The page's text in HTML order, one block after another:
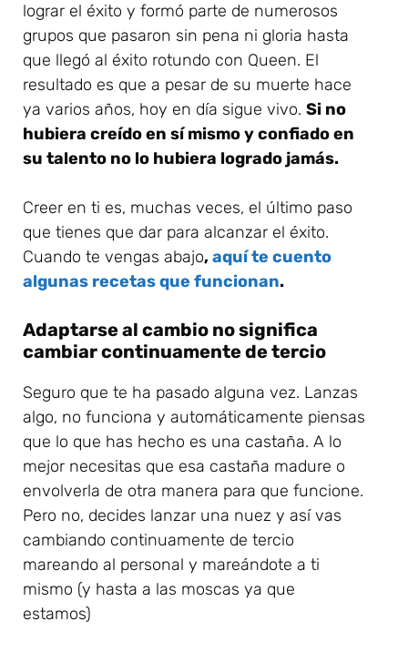
lograr el éxito y formó parte de numerosos
grupos que pasaron sin pena ni gloria hasta
que llegó al éxito rotundo con Queen. El
resultado es que a pesar de su muerte hace
ya varios años, hoy en día sigue vivo. Si no
hubiera creído en sí mismo y confiado en
su talento no lo hubiera logrado jamás.
Creer en ti es, muchas veces, el último paso
que tienes que dar para alcanzar el éxito.
Cuando te vengas abajo,aquí te cuento
algunas recetas que funcionan.
Adaptarse al cambio no significa
cambiar continuamente de tercio
Seguro que te ha pasado alguna vez. Lanzas
algo, no funciona y automáticamente piensas
que lo que has hecho es una castaña. A lo
mejor necesitas que esa castaña madure o
envolverla de otra manera para que funcione.
Pero no, decides lanzar una nuez y así vas
cambiando continuamente de tercio
mareando al personal y mareándote a ti
mismo (y hasta a las moscas ya que
estamos)